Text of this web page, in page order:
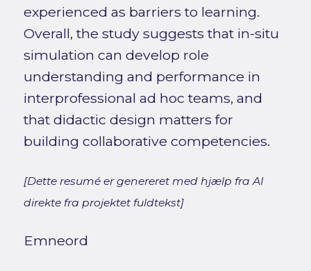
experienced as barriers to learning.
Overall, the study suggests that in-situ
simulation can develop role
understanding and performance in
interprofessional ad hoc teams, and
that didactic design matters for
building collaborative competencies.
[Dette resumé er genereret med hjælp fra AI
direkte fra projektet fuldtekst]
Emneord